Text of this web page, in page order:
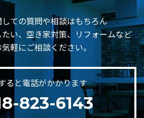
ての質問や相談はもちろん
い、空き家対策、リフォームなど
軽にご相談ください。
ると電話がかかります
823-6143